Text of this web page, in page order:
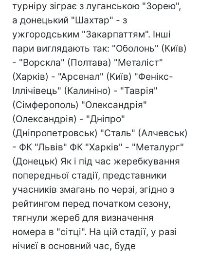
турніру зіграє з луганською "Зорею",
а донецький "Шахтар" - з
ужгородським "Закарпаттям". Інші
пари виглядають так: "Оболонь" (Київ)
- "Ворскла" (Полтава) "Металіст"
(Харків) - "Арсенал" (Київ) "Фенікс-
Іллічівець" (Калиніно) - "Таврія"
(Сімферополь) "Олександрія"
(Олександрія) - "Дніпро"
(Дніпропетровськ) "Сталь" (Алчевськ)
- ФК "Львів" ФК "Харків" - "Металург"
(Донецьк) Як і під час жеребкування
попередньої стадії, представники
учасників змагань по черзі, згідно з
рейтингом перед початком сезону,
тягнули жереб для визначення
номера в "сітці". На цій стадії, у разі
нічиєї в основний час, буде